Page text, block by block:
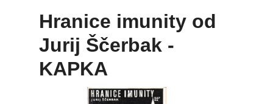
Hranice imunity od
Jurij Ščerbak -
KAPKA